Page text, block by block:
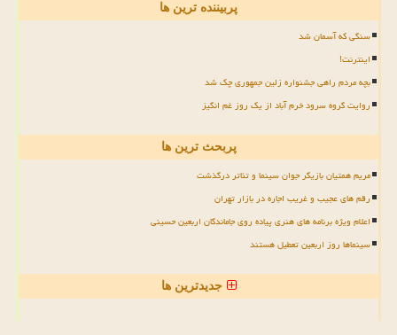
پربیننده ترین ها
سنگی که آسمان شد
اینترنت!
بچه مردم راهی جشنواره زلین جمهوری چک شد
روایت گروه سرود خرم آباد از یک روز غم انگیز
پربحث ترین ها
مریم همتیان بازیگر جوان سینما و تئاتر درگذشت
رقم های عجیب و غریب اجاره در بازار تهران
اعلام ویژه برنامه های هنری پیاده روی جاماندگان اربعین حسینی
سینماها روز اربعین تعطیل هستند
جدیدترین ها